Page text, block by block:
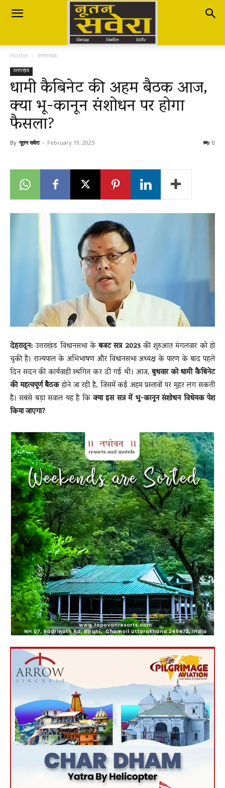
Nutan
Savera
नूतन
सवेरा
Home उत्तराखंड
उत्तराखंड
धामी कैबिनेट की अहम बैठक आज,
क्या भू-कानून संशोधन पर होगा
फैसला?
By नूतन सवेरा - February 19, 2025 0
देहरादून:उत्तराखंड विधानसभा केबजट सत्र 2025की शुरुआत मंगलवार को हो
चुकी है। राज्यपाल के अभिभाषण और विधानसभा अध्यक्ष के पारण के बाद पहले
दिन सदन की कार्यवाही स्थगित कर दी गई थी। आज,बुधवार को धामी कैबिनेट
की महत्वपूर्ण बैठकहोने जा रही है, जिसमें कई अहम प्रस्तावों पर मुहर लग सकती
है। सबसे बड़ा सवाल यह है किक्या इस सत्र में भू-कानून संशोधन विधेयक पेश
किया जाएगा?